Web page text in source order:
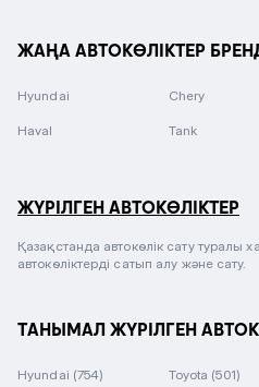
ЖАҢА АВТОКӨЛІКТЕР
Hyundai Chery
Haval Tank
ЖҮРІЛГЕН АВТОКӨЛІКТЕР
Қазақстанда автокөлік сату туралы
автокөліктерді сатып алу және сату.
ТАНЫМАЛ ЖҮРІЛГЕН
Hyundai (754) Toyota (501)